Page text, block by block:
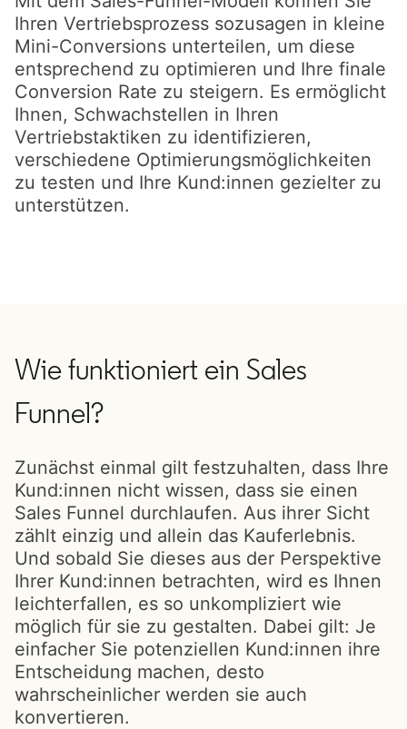
Ihren Vertriebsprozess sozusagen in kleine
Mini-Conversions unterteilen, um diese
entsprechend zu optimieren und Ihre finale
Conversion Rate zu steigern. Es ermöglicht
Ihnen, Schwachstellen in Ihren
Vertriebstaktiken zu identifizieren,
verschiedene Optimierungsmöglichkeiten
zu testen und Ihre Kund:innen gezielter zu
unterstützen.
Wie funktioniert ein Sales
Funnel?
Zunächst einmal gilt festzuhalten, dass Ihre
Kund:innen nicht wissen, dass sie einen
Sales Funnel durchlaufen. Aus ihrer Sicht
zählt einzig und allein das Kauferlebnis.
Und sobald Sie dieses aus der Perspektive
Ihrer Kund:innen betrachten, wird es Ihnen
leichterfallen, es so unkompliziert wie
möglich für sie zu gestalten. Dabei gilt: Je
einfacher Sie potenziellen Kund:innen ihre
Entscheidung machen, desto
wahrscheinlicher werden sie auch
konvertieren.